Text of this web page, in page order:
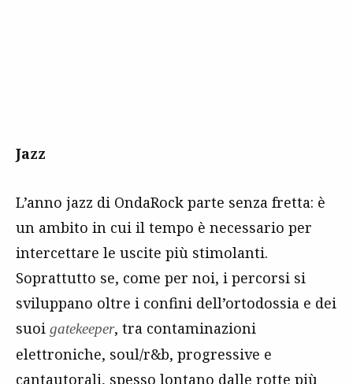
Jazz
L’anno jazz di OndaRock parte senza fretta: è
un ambito in cui il tempo è necessario per
intercettare le uscite più stimolanti.
Soprattutto se, come per noi, i percorsi si
sviluppano oltre i confini dell’ortodossia e dei
suoi gatekeeper, tra contaminazioni
elettroniche, soul/r&b, progressive e
cantautorali, spesso lontano dalle rotte più